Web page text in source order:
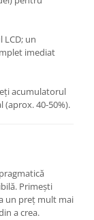
un
imediat
acumulatorul
40-50%).
Primești
un preț mult mai
a crea.